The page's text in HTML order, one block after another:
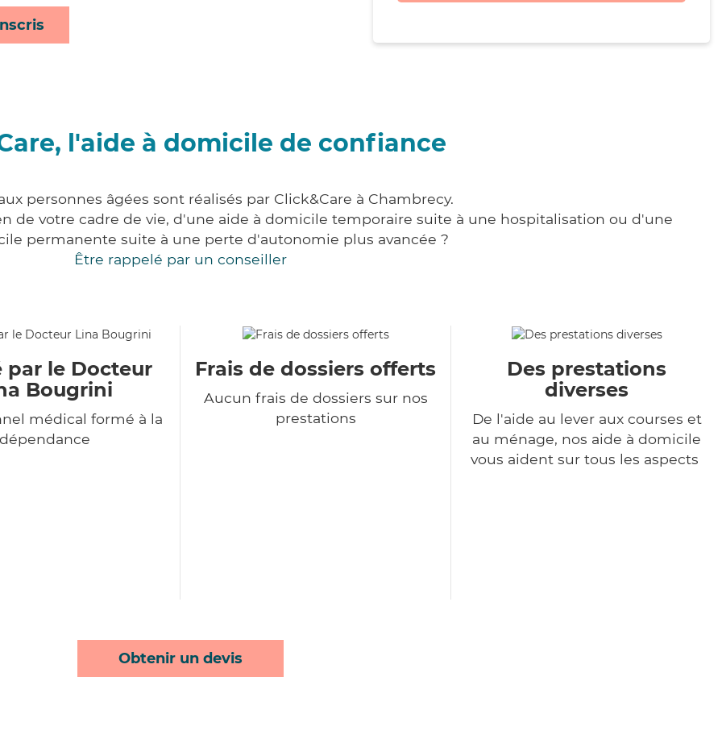
l'aide à domicile de confiance
personnes âgées sont réalisés par Click&Care à Chambrecy.
de votre cadre de vie, d'une aide à domicile temporaire suite à une hospitalisation ou d'une
permanente suite à une perte d'autonomie plus avancée ?
Être rappelé par un conseiller
par le Docteur
Bougrini
médical formé à la
dépendance
Frais de dossiers offerts
Aucun frais de dossiers sur nos
prestations
Des prestations
diverses
De l'aide au lever aux courses et
au ménage, nos aide à domicile
vous aident sur tous les aspects
Obtenir un devis